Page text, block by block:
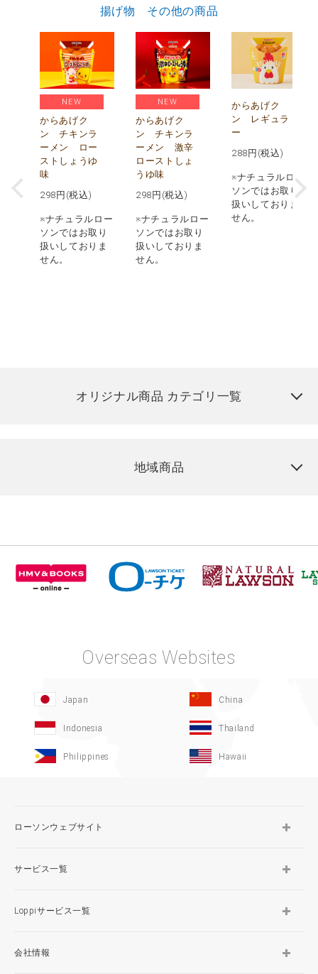
揚げ物 その他の商品
NEW
からあげク
ン チキンラ
ーメン ロー
ストしょうゆ
味
298 円(税込)
※ナチュラルロー
ソンではお取り
扱いしておりま
せん。
NEW
からあげク
ン チキンラ
ーメン 激辛
ローストしょ
うゆ味
298 円(税込)
※ナチュラルロー
ソンではお取り
扱いしておりま
せん。
からあげク
ン レギュラ
ー
288 円(税込)
※ナチュラルロー
ソンではお取り
扱いしておりま
せん。
オリジナル商品 カテゴリ一覧
地域商品
Overseas Websites
Japan China
Indonesia Thailand
Philippines Hawaii
ローソンウェブサイト
サービス一覧
Loppiサービス一覧
会社情報